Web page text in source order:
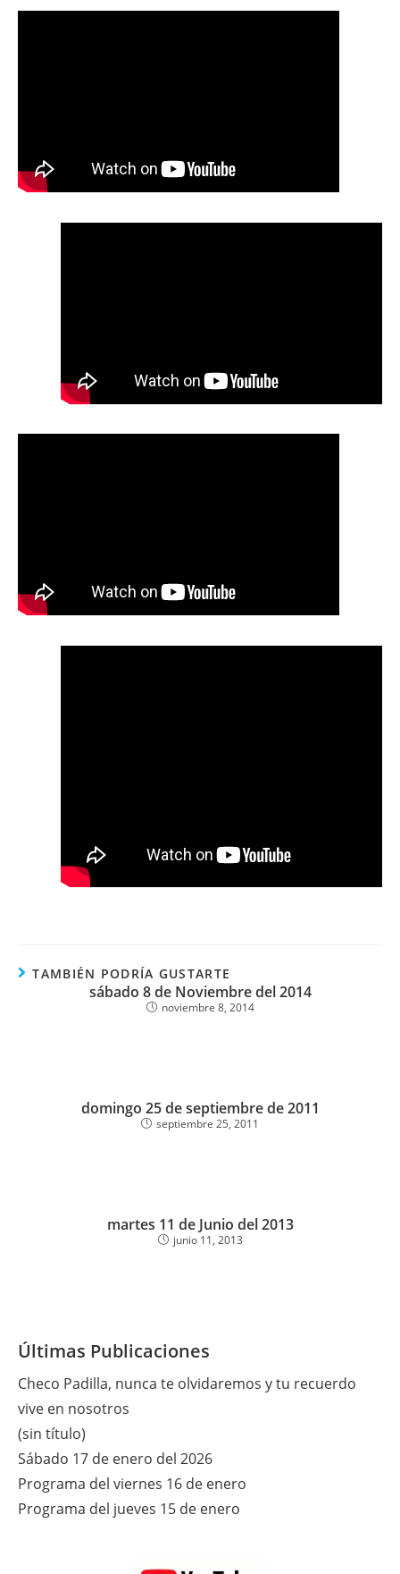
TAMBIÉN PODRÍA GUSTARTE
sábado 8 de Noviembre del 2014
noviembre 8, 2014
domingo 25 de septiembre de 2011
septiembre 25, 2011
martes 11 de Junio del 2013
junio 11, 2013
Últimas Publicaciones
Checo Padilla, nunca te olvidaremos y tu recuerdo
vive en nosotros
(sin título)
Sábado 17 de enero del 2026
Programa del viernes 16 de enero
Programa del jueves 15 de enero